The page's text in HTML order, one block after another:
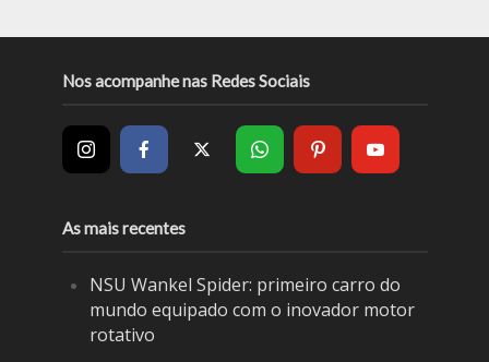
Nos acompanhe nas Redes Sociais
As mais recentes
NSU Wankel Spider: primeiro carro do
mundo equipado com o inovador motor
rotativo